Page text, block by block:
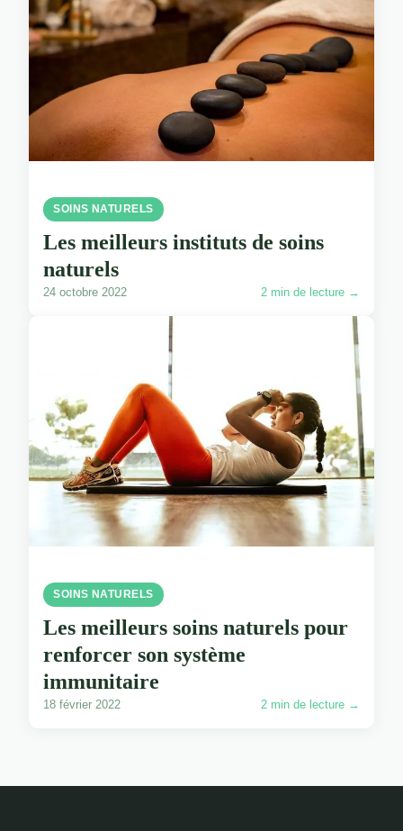
SOINS NATURELS
Les meilleurs instituts de soins
naturels
24 octobre 2022 2 min de lecture →
SOINS NATURELS
Les meilleurs soins naturels pour
renforcer son système
immunitaire
18 février 2022 2 min de lecture →